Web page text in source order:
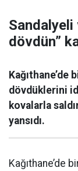
Sandalyeli
dövdün”
dövdüklerini
kovalarla
yansıdı.
Kağıthane’de